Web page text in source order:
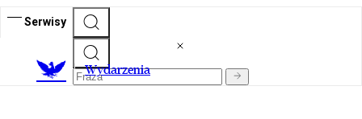
Serwisy
Wydarzenia